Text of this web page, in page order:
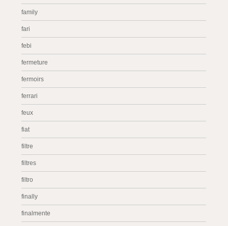
family
fari
febi
fermeture
fermoirs
ferrari
feux
fiat
filtre
filtres
filtro
finally
finalmente